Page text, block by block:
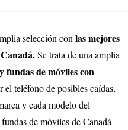
selección con las mejores
Se trata de una amplia
fundas de móviles con
el teléfono de posibles caídas,
y cada modelo del
de móviles de Canadá